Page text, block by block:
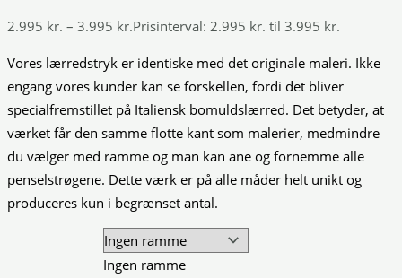
2.995 kr. – 3.995 kr.Prisinterval: 2.995 kr. til 3.995 kr.
Vores lærredstryk er identiske med det originale maleri. Ikke
engang vores kunder kan se forskellen, fordi det bliver
specialfremstillet på Italiensk bomuldslærred. Det betyder, at
værket får den samme flotte kant som malerier, medmindre
du vælger med ramme og man kan ane og fornemme alle
penselstrøgene. Dette værk er på alle måder helt unikt og
produceres kun i begrænset antal.
Ingen ramme